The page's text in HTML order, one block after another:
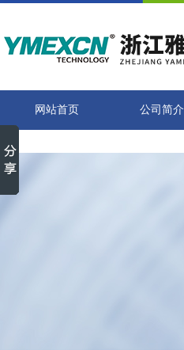
网站首页 公司简介